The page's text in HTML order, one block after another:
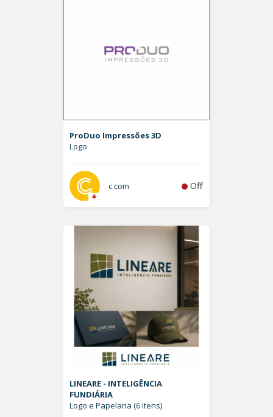
ProDuo Impressões 3D
Logo
c.com Off
LINEARE - INTELIGÊNCIA
FUNDIÁRIA
Logo e Papelaria (6 itens)